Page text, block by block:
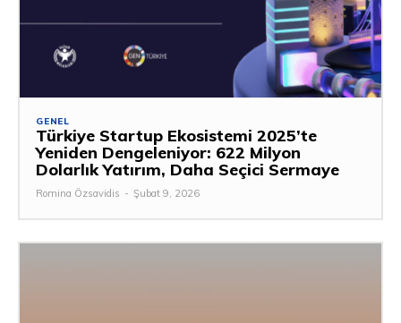
GENEL
Türkiye Startup Ekosistemi 2025’te
Yeniden Dengeleniyor: 622 Milyon
Dolarlık Yatırım, Daha Seçici Sermaye
Romina Özsavidis - Şubat 9, 2026